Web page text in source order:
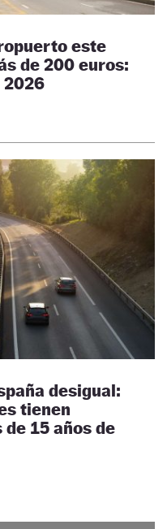
este
de 200 euros:
2026
desigual:
tienen
15 años de